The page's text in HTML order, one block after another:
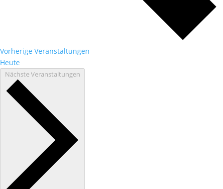
Vorherige Veranstaltungen
Heute
NächsteVeranstaltungen